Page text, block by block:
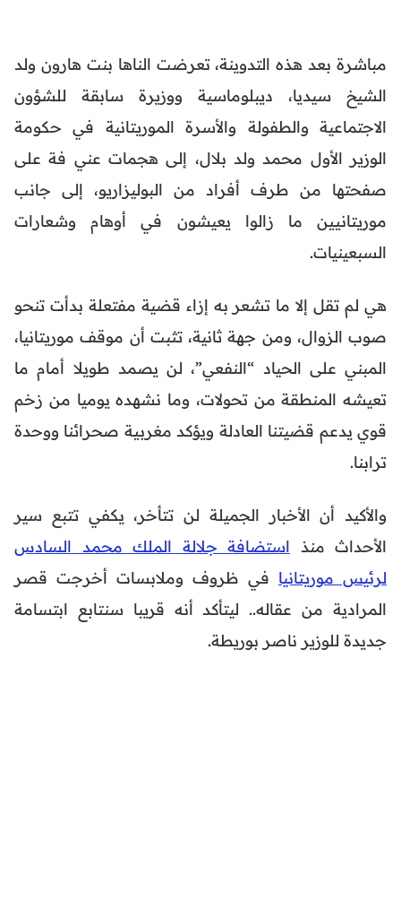
مباشرة بعد هذه التدوينة، تعرضت الناها بنت هارون ولد
الشيخ سيديا، ديبلوماسية ووزيرة سابقة للشؤون
الاجتماعية والطفولة والأسرة الموريتانية في حكومة
الوزير الأول محمد ولد بلال، إلى هجمات عني فة على
صفحتها من طرف أفراد من البوليزاريو، إلى جانب
موريتانيين ما زالوا يعيشون في أوهام وشعارات
السبعينيات.
هي لم تقل إلا ما تشعر به إزاء قضية مفتعلة بدأت تنحو
صوب الزوال، ومن جهة ثانية، تثبت أن موقف موريتانيا،
المبني على الحياد “النفعي”، لن يصمد طويلا أمام ما
تعيشه المنطقة من تحولات، وما نشهده يوميا من زخم
قوي يدعم قضيتنا العادلة ويؤكد مغربية صحرائنا ووحدة
ترابنا.
والأكيد أن الأخبار الجميلة لن تتأخر، يكفي تتبع سير
الأحداث منذ استضافة جلالة الملك محمد السادس
لرئيس موريتانيا في ظروف وملابسات أخرجت قصر
المرادية من عقاله.. ليتأكد أنه قريبا سنتابع ابتسامة
جديدة للوزير ناصر بوريطة.